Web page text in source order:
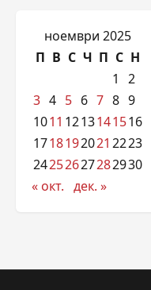
ноември 2025
П В С Ч П С Н
1
2
3 4 5 6 7 8 9
1011 1213141516
1718192021 2223
24252627282930
« окт. дек. »